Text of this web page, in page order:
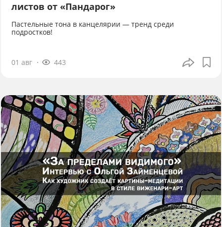
листов от «Пандарог»
Пастельные тона в канцелярии — тренд среди
подростков!
01 авг 443